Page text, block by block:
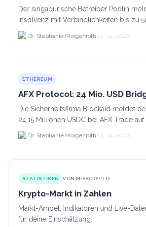
Der singapurische Betreiber Poolin
Insolvenz mit Verbindlichkeiten bis zu
plant den Verkauf zweier Texas-
Dr. Stephanie Morgenroth24. Jul 2026
ETHEREUM
AFX Protocol: 24 Mio. USD
Die Sicherheitsfirma Blockaid meldet
24,15 Millionen USDC bei AFX Trade auf
Dr. Stephanie Morgenroth23. Jul 2026
STATISTIKEN VON MISSCRYPTO
Krypto-Markt in Zahlen
Markt-Ampel, Indikatoren und Live-
für deine Einschätzung.